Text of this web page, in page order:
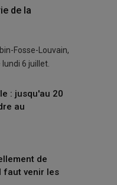
de la
Fosse-Louvain,
6 juillet.
: jusqu'au 20
au
de
faut venir les